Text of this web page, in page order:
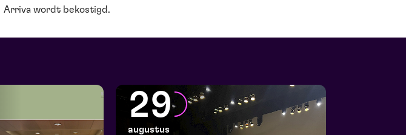
Arriva wordt bekostigd.
29
augustus